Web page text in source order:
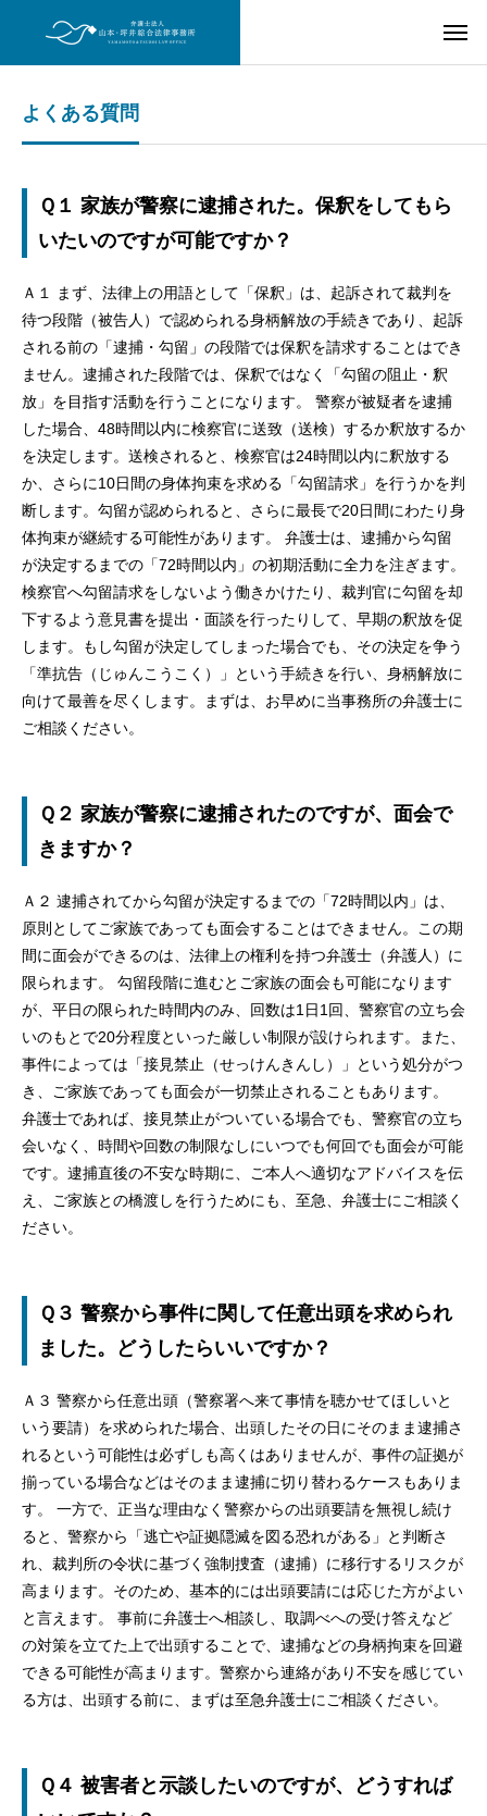
よくある質問
Ｑ１ 家族が警察に逮捕された。保釈をしてもら
いたいのですが可能ですか？
Ａ１ まず、法律上の用語として「保釈」は、起訴されて裁判を
待つ段階（被告人）で認められる身柄解放の手続きであり、起訴
される前の「逮捕・勾留」の段階では保釈を請求することはでき
ません。逮捕された段階では、保釈ではなく「勾留の阻止・釈
放」を目指す活動を行うことになります。 警察が被疑者を逮捕
した場合、48時間以内に検察官に送致（送検）するか釈放するか
を決定します。送検されると、検察官は24時間以内に釈放する
か、さらに10日間の身体拘束を求める「勾留請求」を行うかを判
断します。勾留が認められると、さらに最長で20日間にわたり身
体拘束が継続する可能性があります。 弁護士は、逮捕から勾留
が決定するまでの「72時間以内」の初期活動に全力を注ぎます。
検察官へ勾留請求をしないよう働きかけたり、裁判官に勾留を却
下するよう意見書を提出・面談を行ったりして、早期の釈放を促
します。もし勾留が決定してしまった場合でも、その決定を争う
「準抗告（じゅんこうこく）」という手続きを行い、身柄解放に
向けて最善を尽くします。まずは、お早めに当事務所の弁護士に
ご相談ください。
Ｑ２ 家族が警察に逮捕されたのですが、面会で
きますか？
Ａ２ 逮捕されてから勾留が決定するまでの「72時間以内」は、
原則としてご家族であっても面会することはできません。この期
間に面会ができるのは、法律上の権利を持つ弁護士（弁護人）に
限られます。 勾留段階に進むとご家族の面会も可能になります
が、平日の限られた時間内のみ、回数は1日1回、警察官の立ち会
いのもとで20分程度といった厳しい制限が設けられます。また、
事件によっては「接見禁止（せっけんきんし）」という処分がつ
き、ご家族であっても面会が一切禁止されることもあります。
弁護士であれば、接見禁止がついている場合でも、警察官の立ち
会いなく、時間や回数の制限なしにいつでも何回でも面会が可能
です。逮捕直後の不安な時期に、ご本人へ適切なアドバイスを伝
え、ご家族との橋渡しを行うためにも、至急、弁護士にご相談く
ださい。
Ｑ３ 警察から事件に関して任意出頭を求められ
ました。どうしたらいいですか？
Ａ３ 警察から任意出頭（警察署へ来て事情を聴かせてほしいと
いう要請）を求められた場合、出頭したその日にそのまま逮捕さ
れるという可能性は必ずしも高くはありませんが、事件の証拠が
揃っている場合などはそのまま逮捕に切り替わるケースもありま
す。 一方で、正当な理由なく警察からの出頭要請を無視し続け
ると、警察から「逃亡や証拠隠滅を図る恐れがある」と判断さ
れ、裁判所の令状に基づく強制捜査（逮捕）に移行するリスクが
高まります。そのため、基本的には出頭要請には応じた方がよい
と言えます。 事前に弁護士へ相談し、取調べへの受け答えなど
の対策を立てた上で出頭することで、逮捕などの身柄拘束を回避
できる可能性が高まります。警察から連絡があり不安を感じてい
る方は、出頭する前に、まずは至急弁護士にご相談ください。
Ｑ４ 被害者と示談したいのですが、どうすれば